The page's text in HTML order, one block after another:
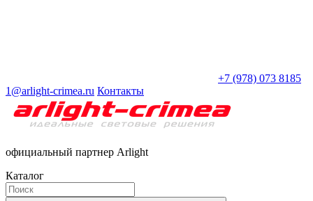
+7 (978) 073 8185
1@arlight-crimea.ru Контакты
официальный партнер Arlight
Каталог